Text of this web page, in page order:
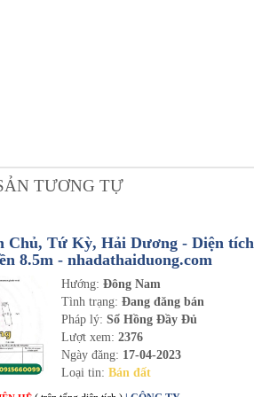
TƯƠNG TỰ
Chủ, Tứ Kỳ, Hải Dương - Diện tích
8.5m - nhadathaiduong.com
Hướng:Đông Nam
Tình trạng:Đang đăng bán
Pháp lý: Sổ Hồng Đầy Đủ
Lượt xem:2376
Ngày đăng: 17-04-2023
Loại tin:Bán đất